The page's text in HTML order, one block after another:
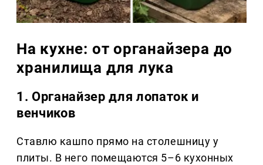
На кухне: от органайзера до
хранилища для лука
1. Органайзер для лопаток и
венчиков
Ставлю кашпо прямо на столешницу у
плиты. В него помещаются 5–6 кухонных